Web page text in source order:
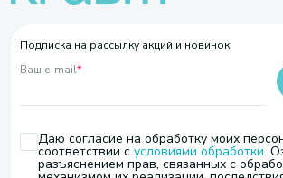
Подписка на рассылку акций и новинок
Ваш e-mail*
Даю согласие на обработку моих
соответствии с условиями обработки.
разъяснением прав, связанных с